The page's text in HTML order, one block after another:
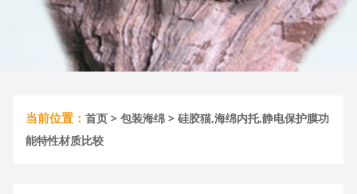
当前位置：首页 >包装海绵 > 硅胶猫,海绵内托,静电保护膜功
能特性材质比较